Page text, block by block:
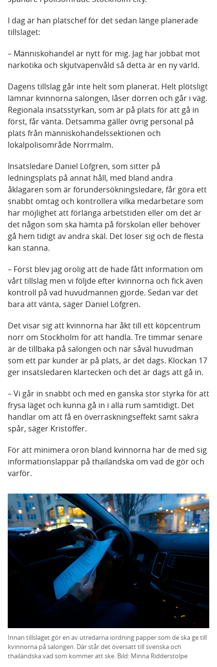
I dag är han platschef för det sedan länge planerade
tillslaget:
– Människohandel är nytt för mig. Jag har jobbat mot
narkotika och skjutvapenvåld så detta är en ny värld.
Dagens tillslag går inte helt som planerat. Helt plötsligt
lämnar kvinnorna salongen, låser dörren och går i väg.
Regionala insatsstyrkan, som är på plats för att gå in
först, får vänta. Detsamma gäller övrig personal på
plats från människohandelssektionen och
lokalpolisområde Norrmalm.
Insatsledare Daniel Löfgren, som sitter på
ledningsplats på annat håll, med bland andra
åklagaren som är förundersökningsledare, får göra ett
snabbt omtag och kontrollera vilka medarbetare som
har möjlighet att förlänga arbetstiden eller om det är
det någon som ska hämta på förskolan eller behöver
gå hem tidigt av andra skäl. Det löser sig och de flesta
kan stanna.
– Först blev jag orolig att de hade fått information om
vårt tillslag men vi följde efter kvinnorna och fick även
kontroll på vad huvudmannen gjorde. Sedan var det
bara att vänta, säger Daniel Löfgren.
Det visar sig att kvinnorna har åkt till ett köpcentrum
norr om Stockholm för att handla. Tre timmar senare
är de tillbaka på salongen och när såväl huvudman
som ett par kunder är på plats, är det dags. Klockan 17
ger insatsledaren klartecken och det är dags att gå in.
– Vi går in snabbt och med en ganska stor styrka för att
frysa läget och kunna gå in i alla rum samtidigt. Det
handlar om att få en överraskningseffekt samt säkra
spår, säger Kristoffer.
För att minimera oron bland kvinnorna har de med sig
informationslappar på thailändska om vad de gör och
varför.
Innan tillslaget gör en av utredarna iordning papper som de ska ge till
kvinnorna på salongen. Där står det översatt till svenska och
thailändska vad som kommer att ske. Bild: Minna Ridderstolpe